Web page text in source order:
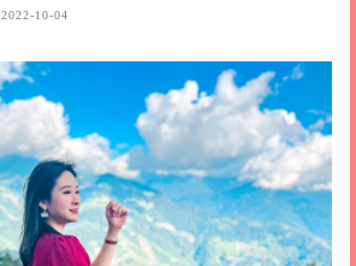
2022-10-04